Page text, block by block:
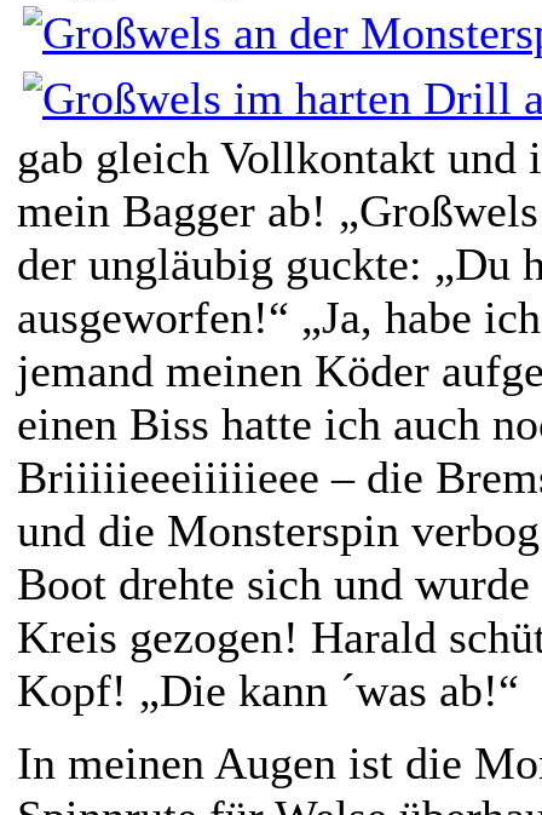
gab gleich Vollkontakt und
mein Bagger ab!
der ungläubig guckte: „Du
ausgeworfen!“ „Ja, habe
jemand meinen Köder
einen Biss hatte ich auch
Briiiiieeeiiiiieee – die
und die Monsterspin
Boot drehte sich und
Kreis gezogen! Harald
Kopf! „Die kann ´was ab!“
In meinen Augen ist die